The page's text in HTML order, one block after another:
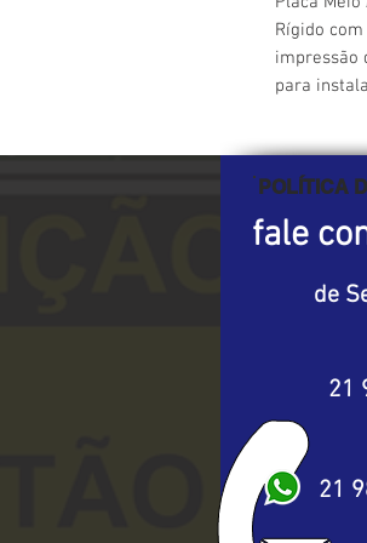
Rígido
impressão
para
POLÍTICA
fale
de
21
21